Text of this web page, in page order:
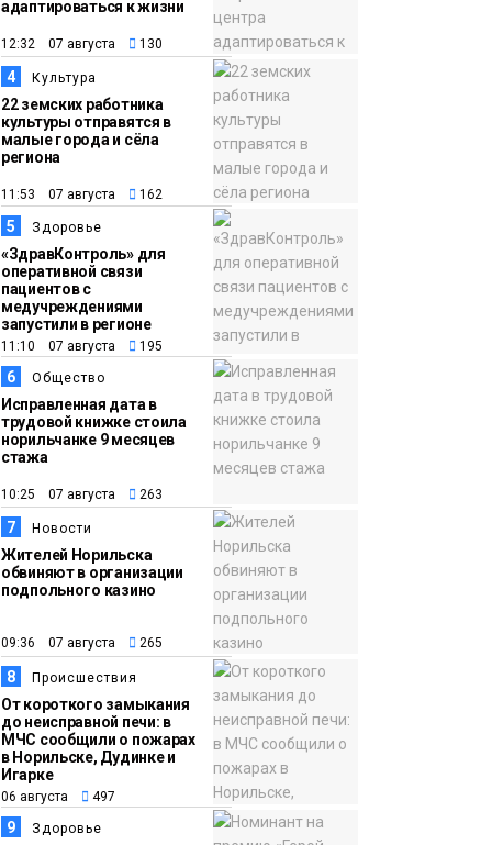
Здоровье
17:21
06 августа
Культура
Афиша 7–14 августа
адаптироваться к жизни
12:32 07 августа 130
4 Культура
22 земских работника
культуры отправятся в
малые города и сёла
региона
11:53 07 августа 162
5 Здоровье
«ЗдравКонтроль» для
оперативной связи
пациентов с
медучреждениями
запустили в регионе
11:10 07 августа 195
6 Общество
Исправленная дата в
трудовой книжке стоила
норильчанке 9 месяцев
стажа
10:25 07 августа 263
7 Новости
Жителей Норильска
обвиняют в организации
подпольного казино
09:36 07 августа 265
8 Происшествия
От короткого замыкания
до неисправной печи: в
МЧС сообщили о пожарах
в Норильске, Дудинке и
Игарке
06 августа 497
9 Здоровье